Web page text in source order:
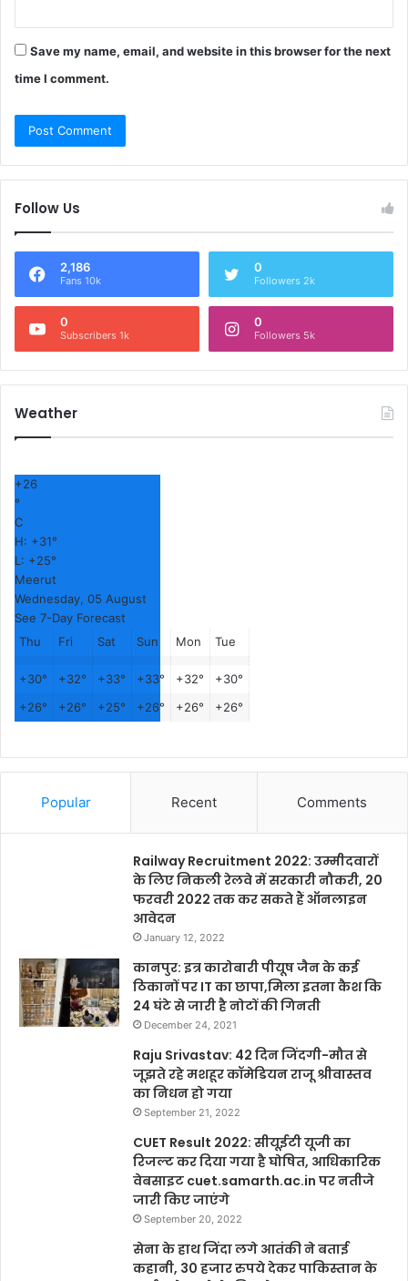
Save my name, email, and website in this browser for the next
time I comment.
Follow Us
2,186
Fans 10k
0
Followers 2k
0
Subscribers 1k
0
Followers 5k
Weather
+26
°
C
H: +31°
L: +25°
Meerut
Wednesday, 05 August
See 7-Day Forecast
Thu
Fri Sat Sun Mon Tue
+30° +32° +33° +33° +32° +30°
+26° +26° +25° +26° +26° +26°
Popular Recent Comments
Railway Recruitment 2022: उम्मीदवारों
के लिए निकली रेलवे में सरकारी नौकरी, 20
फरवरी 2022 तक कर सकते हैं ऑनलाइन
आवेदन
January 12, 2022
कानपुर: इत्र कारोबारी पीयूष जैन के कई
ठिकानों पर IT का छापा,मिला इतना कैश कि
24 घंटे से जारी है नोटों की गिनती
December 24, 2021
Raju Srivastav: 42 दिन जिंदगी-मौत से
जूझते रहे मशहूर कॉमेडियन राजू श्रीवास्तव
का निधन हो गया
September 21, 2022
CUET Result 2022: सीयूईटी यूजी का
रिजल्ट कर दिया गया है घोषित, आधिकारिक
वेबसाइट cuet.samarth.ac.in पर नतीजे
जारी किए जाएंगे
September 20, 2022
सेना के हाथ जिंदा लगे आतंकी ने बताई
कहानी, 30 हजार रुपये देकर पाकिस्तान के